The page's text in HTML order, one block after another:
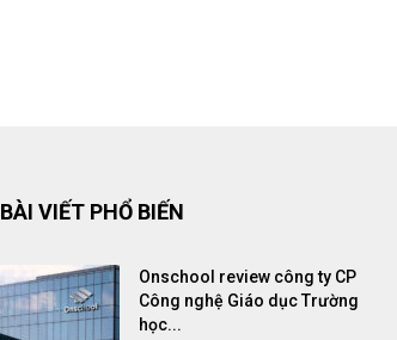
BÀI VIẾT PHỔ BIẾN
Onschool review công ty CP
Công nghệ Giáo dục Trường
học...